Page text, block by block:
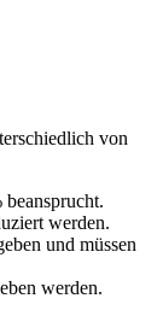
von
werden.
und müssen
werden.